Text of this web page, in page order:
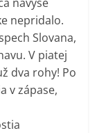
nepridalo.
Slovana,
V piatej
dva rohy! Po
v zápase,